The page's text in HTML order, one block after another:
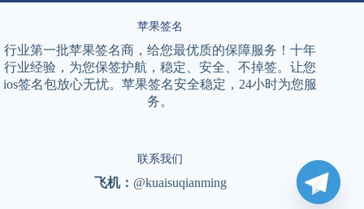
苹果签名
行业第一批苹果签名商，给您最优质的保障服务！十年
行业经验，为您保签护航，稳定、安全、不掉签。让您
ios签名包放心无忧。苹果签名安全稳定，24小时为您服
务。
联系我们
飞机： @kuaisuqianming